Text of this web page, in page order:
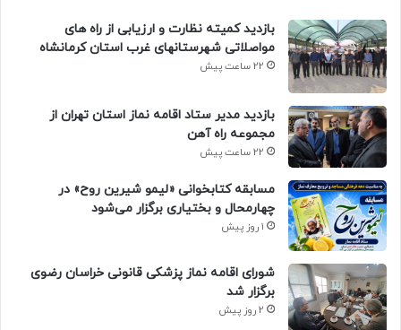
بازدید کمیته نظارت و ارزیابی از راه های
مواصلاتی شهرستانهای غرب استان کرمانشاه
22 ساعت پیش
بازدید مدیر ستاد اقامه نماز استان تهران از
مجموعه راه آهن
22 ساعت پیش
مسابقه کتابخوانی «لیمو شیرین روح» در
چهارمحال و بختیاری برگزار می‌شود
1 روز پیش
شورای اقامه نماز پزشکی قانونی خراسان رضوی
برگزار شد
2 روز پیش